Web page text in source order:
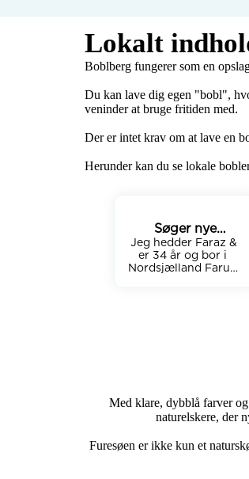
Lokalt
Boblberg fungerer som en
Du kan lave dig egen "bobl",
veninder at bruge fritiden med.
Der er intet krav om at lave en
Herunder kan du se lokale
Søger nye
bekendtskaber
Jeg hedder Faraz &
er 34 år og bor i
Nordsjælland Farum
møde nogen nye
bekendtskaber.
Er lige til at gå en tur
Med klare, dybblå farver
naturelskere, der
Furesøen er ikke kun et